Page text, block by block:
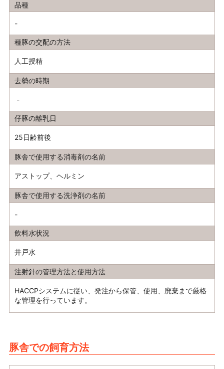
品種
-
種豚の交配の方法
人工授精
去勢の時期
-
仔豚の離乳日
25日齢前後
豚舎で使用する消毒剤の名前
アストップ、ヘルミン
豚舎で使用する洗浄剤の名前
-
飲料水状況
井戸水
注射針の管理方法と使用方法
HACCPシステムに従い、発注から保管、使用、廃棄まで厳格
な管理を行っています。
豚舎での飼育方法